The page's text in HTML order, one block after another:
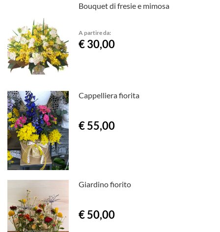
Bouquet di fresie e mimosa
A partire da:
€ 30,00
Cappelliera fiorita
€ 55,00
Giardino fiorito
€ 50,00